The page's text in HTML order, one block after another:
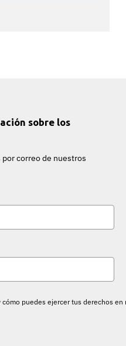
sobre los
correo de nuestros
cómo puedes ejercer tus derechos